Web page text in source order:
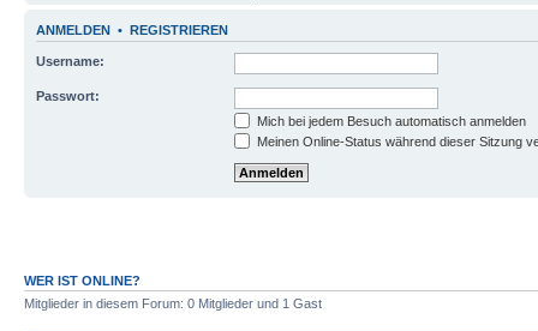
ANMELDEN • REGISTRIEREN
Username:
Passwort:
Mich bei jedem Besuch automatisch anmelden
Meinen Online-Status während dieser Sitzung
WER IST ONLINE?
Mitglieder in diesem Forum: 0 Mitglieder und 1 Gast